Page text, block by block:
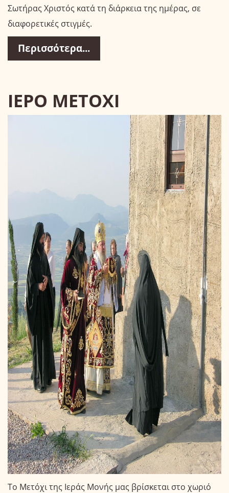
Σωτήρας Χριστός κατά τη διάρκεια της ημέρας, σε
διαφορετικές στιγμές.
Περισσότερα...
ΙΕΡΟ ΜΕΤΟΧΙ
Το Μετόχι της Ιεράς Μονής μας βρίσκεται στο χωριό